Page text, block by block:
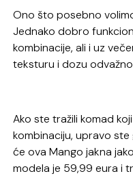
Ono što posebno
Jednako dobro
kombinacije, ali i uz
teksturu i dozu
Ako ste tražili komad
kombinaciju, upravo
će ova Mango jakna
modela je 59,99 eura i